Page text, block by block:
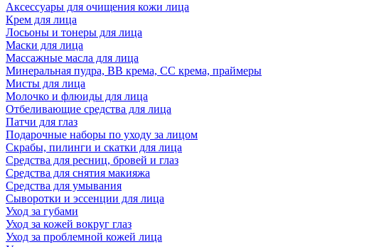
Аксессуары для очищения кожи лица
Крем для лица
Лосьоны и тонеры для лица
Маски для лица
Массажные масла для лица
Минеральная пудра, BB крема, СС крема, праймеры
Мисты для лица
Молочко и флюиды для лица
Отбеливающие средства для лица
Патчи для глаз
Подарочные наборы по уходу за лицом
Скрабы, пилинги и скатки для лица
Средства для ресниц, бровей и глаз
Средства для снятия макияжа
Средства для умывания
Сыворотки и эссенции для лица
Уход за губами
Уход за кожей вокруг глаз
Уход за проблемной кожей лица